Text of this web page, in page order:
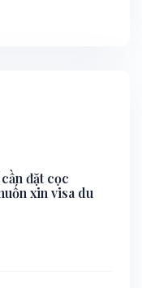
đặt cọc
xin visa du